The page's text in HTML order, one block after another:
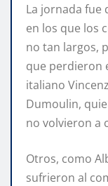
La jornada fue
en los que los
no tan largos,
que perdieron
italiano
Dumoulin,
no volvieron a
Otros, como
sufrieron al